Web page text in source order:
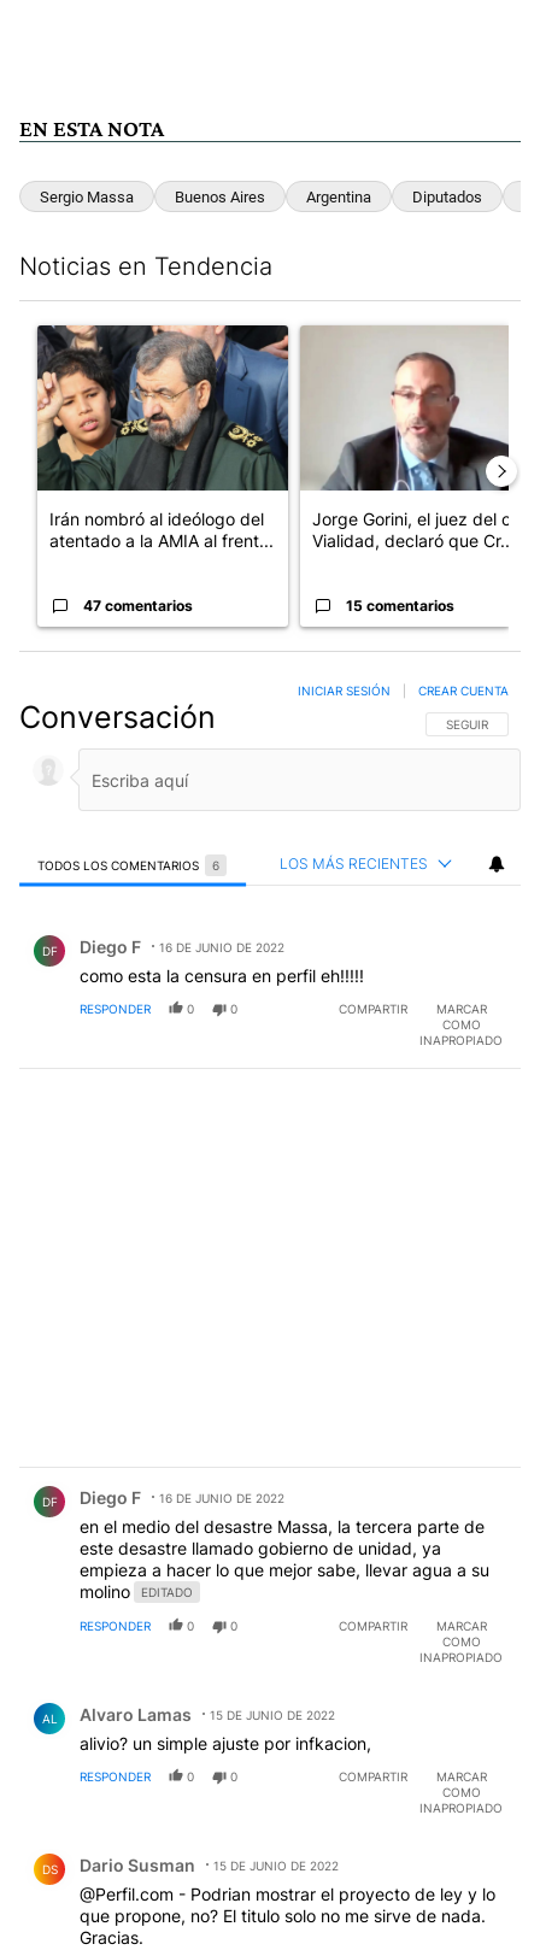
EN ESTA NOTA
Sergio Massa Buenos Aires Argentina Diputados
Noticias en Tendencia
Un artículo de tendencia con el título "Irán nombró al ideólogo
Irán nombró al ideólogo del
atentado a la AMIA al frent...
47 comentarios
Jorge Gorini, el juez del caso
Vialidad, declaró que Cr...
15 comentarios
Conversación SIGA ESTA
SEGUIR
INICIAR SESIÓN CREAR CUENTA
TODOS LOS COMENTARIOS 6 LOS MÁS RECIENTES
DF Diego F 16 DE JUNIO DE 2022
como esta la censura en perfil eh!!!!!
RESPONDER 0 0 COMPARTIR
MARCAR
COMO
INAPROPIADO
DF Diego F 16 DE JUNIO DE 2022
en el medio del desastre Massa, la tercera parte de
este desastre llamado gobierno de unidad, ya
empieza a hacer lo que mejor sabe, llevar agua a su
molino
EDITADO
RESPONDER 0 0 COMPARTIR
MARCAR
COMO
INAPROPIADO
AL Alvaro Lamas 15 DE JUNIO DE 2022
alivio? un simple ajuste por infkacion,
RESPONDER 0 0 COMPARTIR
MARCAR
COMO
INAPROPIADO
DS Dario Susman 15 DE JUNIO DE 2022
@Perfil.com - Podrian mostrar el proyecto de ley y lo
que propone, no? El titulo solo no me sirve de nada.
Gracias.